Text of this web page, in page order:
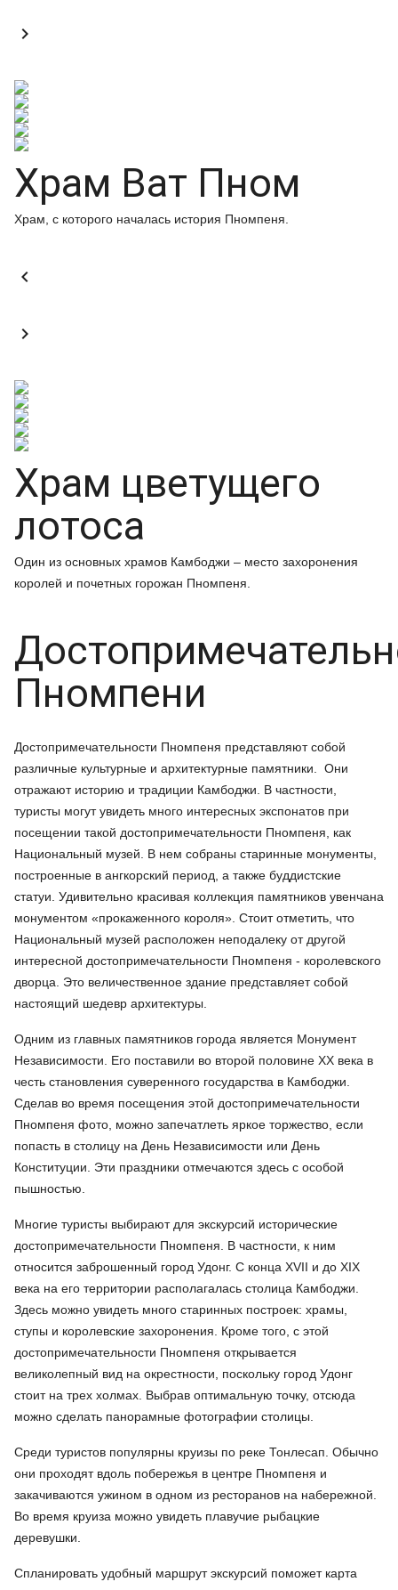

Храм Ват Пном
Храм, с которого началась история Пномпеня.


Храм цветущего
лотоса
Один из основных храмов Камбоджи – место захоронения
королей и почетных горожан Пномпеня.
Пномпени
Достопримечательности Пномпеня представляют собой
различные культурные и архитектурные памятники. Они
отражают историю и традиции Камбоджи. В частности,
туристы могут увидеть много интересных экспонатов при
посещении такой достопримечательности Пномпеня, как
Национальный музей. В нем собраны старинные монументы,
построенные в ангкорский период, а также буддистские
статуи. Удивительно красивая коллекция памятников увенчана
монументом «прокаженного короля». Стоит отметить, что
Национальный музей расположен неподалеку от другой
интересной достопримечательности Пномпеня - королевского
дворца. Это величественное здание представляет собой
настоящий шедевр архитектуры.
Одним из главных памятников города является Монумент
Независимости. Его поставили во второй половине XX века в
честь становления суверенного государства в Камбоджи.
Сделав во время посещения этой достопримечательности
Пномпеня фото, можно запечатлеть яркое торжество, если
попасть в столицу на День Независимости или День
Конституции. Эти праздники отмечаются здесь с особой
пышностью.
Многие туристы выбирают для экскурсий исторические
достопримечательности Пномпеня. В частности, к ним
относится заброшенный город Удонг. С конца XVII и до XIX
века на его территории располагалась столица Камбоджи.
Здесь можно увидеть много старинных построек: храмы,
ступы и королевские захоронения. Кроме того, с этой
достопримечательности Пномпеня открывается
великолепный вид на окрестности, поскольку город Удонг
стоит на трех холмах. Выбрав оптимальную точку, отсюда
можно сделать панорамные фотографии столицы.
Среди туристов популярны круизы по реке Тонлесап. Обычно
они проходят вдоль побережья в центре Пномпеня и
закачиваются ужином в одном из ресторанов на набережной.
Во время круиза можно увидеть плавучие рыбацкие
деревушки.
Спланировать удобный маршрут экскурсий поможет карта